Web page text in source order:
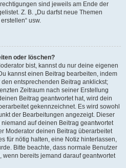
sind jeweils am Ende der
Z. B. „Du darfst neue Themen
usw.
oder löschen?
bist, kannst du nur deine eigenen
kannst einen Beitrag bearbeiten, indem
entsprechenden Beitrag anklickst;
Zeitraum nach seiner Erstellung
Beitrag geantwortet hat, wird dein
gekennzeichnet. Es wird sowohl
der Bearbeitungen angezeigt. Dieser
auf deinen Beitrag geantwortet
Moderator deinen Beitrag überarbeitet
für nötig halten, eine Notiz hinterlassen,
Bitte beachte, dass normale Benutzer
bereits jemand darauf geantwortet